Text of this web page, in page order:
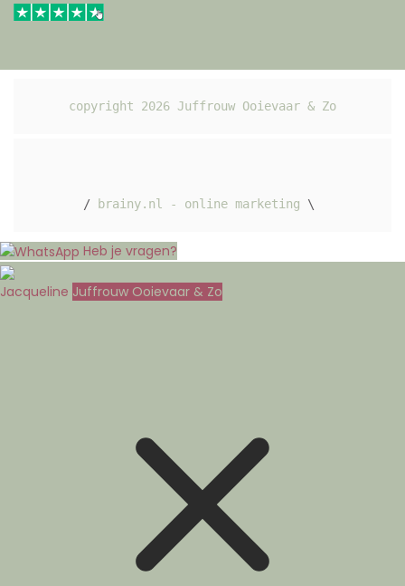
copyright 2026 Juffrouw Ooievaar & Zo
/ brainy.nl - online marketing \
Heb je vragen?
Jacqueline Juffrouw Ooievaar & Zo